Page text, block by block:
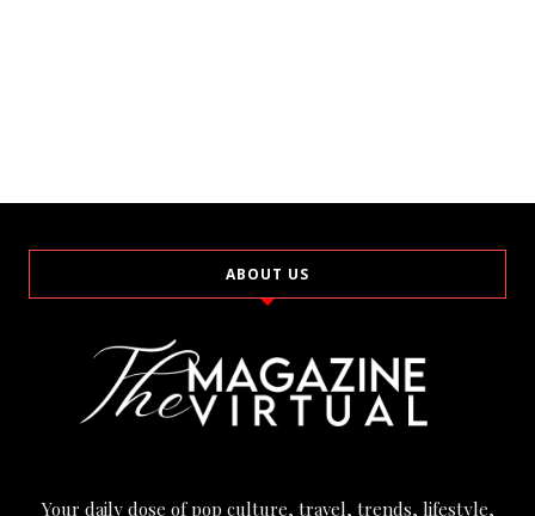
ABOUT US
Your daily dose of pop culture, travel, trends, lifestyle,